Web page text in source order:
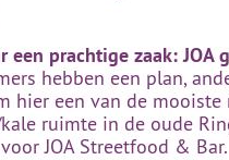
een prachtige zaak:
hebben een plan,
hier een van de
ruimte in de oude
JOA Streetfood & Bar.